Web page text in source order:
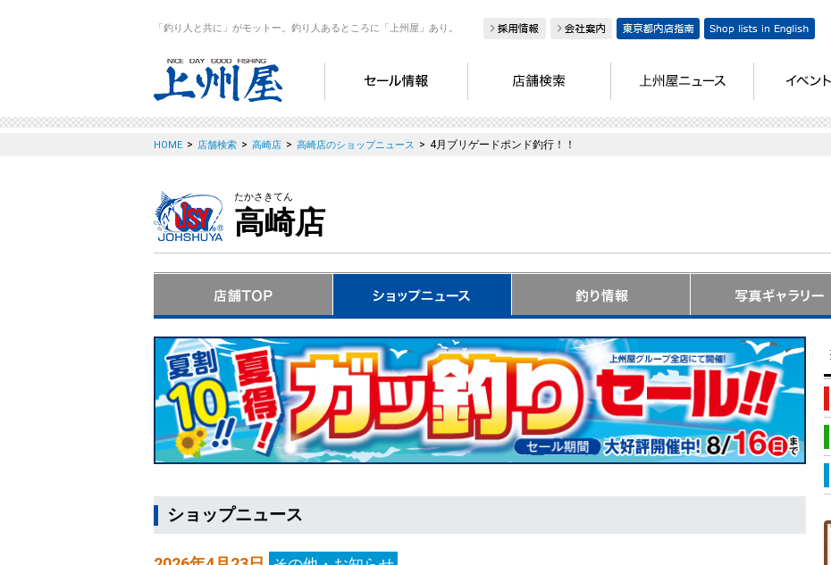
「釣り人と共に」がモットー。釣り人あるところに「上州屋」あり。
HOME > 店舗検索 > 高崎店 > 高崎店のショップニュース > 4月ブリゲードポンド釣行！！
たかさきてん
高崎店
ショップニュース